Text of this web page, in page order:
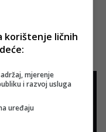
korištenje ličnih
mjerenje
i razvoj usluga
uređaju